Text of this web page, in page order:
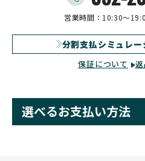
営業時間：10:30〜
分割支払シミュレー
保証について
選べるお支払い方法